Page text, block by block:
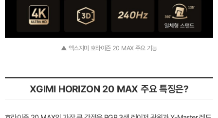
▲ 엑스지미 호라이즌 20 MAX 주요 기능
XGIMI HORIZON 20 MAX 주요 특징은?